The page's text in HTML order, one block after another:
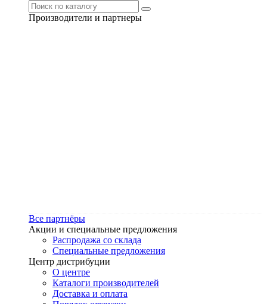
Производители и партнеры
Все партнёры
Акции и специальные предложения
Распродажа со склада
Специальные предложения
Центр дистрибуции
О центре
Каталоги производителей
Доставка и оплата